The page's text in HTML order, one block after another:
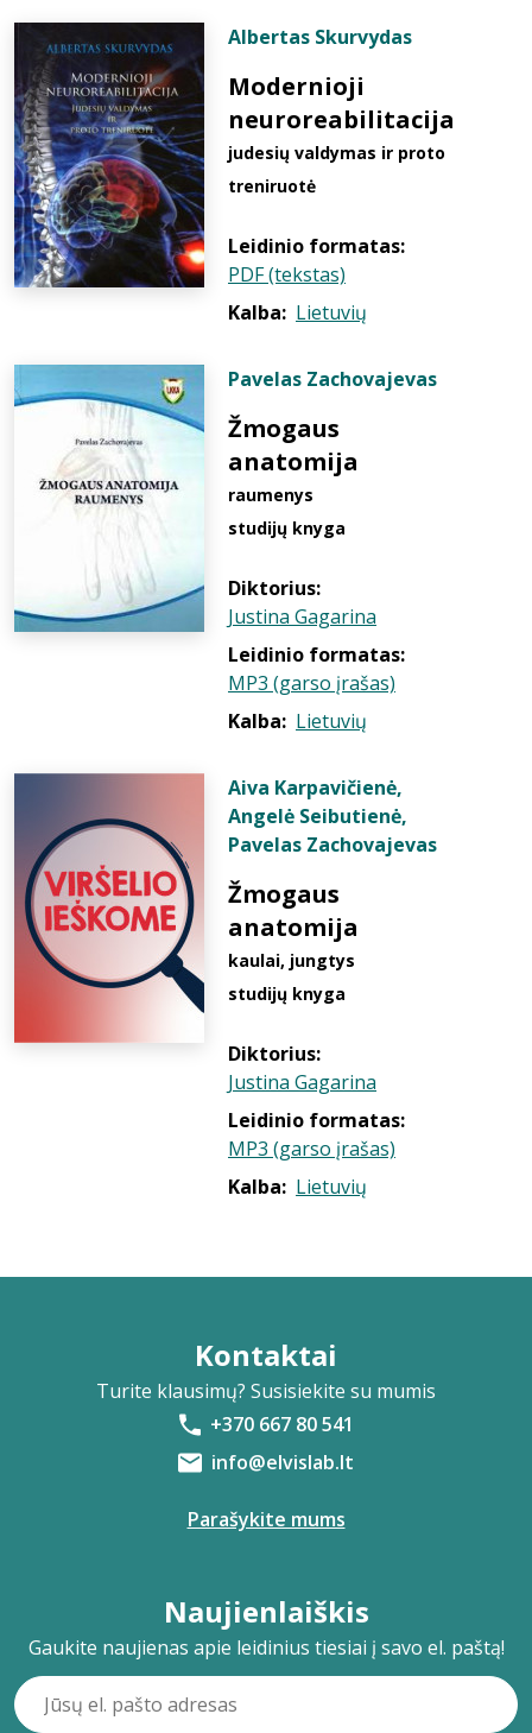
Albertas Skurvydas
Modernioji
neuroreabilitacija
judesių valdymas ir proto
treniruotė
Leidinio formatas:
PDF (tekstas)
Kalba: Lietuvių
Pavelas Zachovajevas
Žmogaus
anatomija
raumenys
studijų knyga
Diktorius:
Justina Gagarina
Leidinio formatas:
MP3 (garso įrašas)
Kalba: Lietuvių
Aiva Karpavičienė,
Angelė Seibutienė,
Pavelas Zachovajevas
Žmogaus
anatomija
kaulai, jungtys
studijų knyga
Diktorius:
Justina Gagarina
Leidinio formatas:
MP3 (garso įrašas)
Kalba: Lietuvių
Kontaktai
Turite klausimų? Susisiekite su mumis
+370 667 80 541
info@elvislab.lt
Parašykite mums
Naujienlaiškis
Gaukite naujienas apie leidinius tiesiai į savo el. paštą!